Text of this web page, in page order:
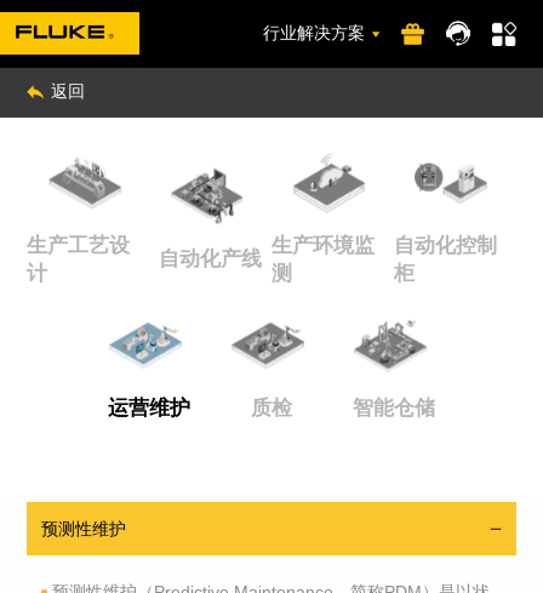
行业解决方案
返回
生产工艺设
计
自动化产线
生产环境监
测
自动化控制
柜
运营维护 质检 智能仓储
预测性维护